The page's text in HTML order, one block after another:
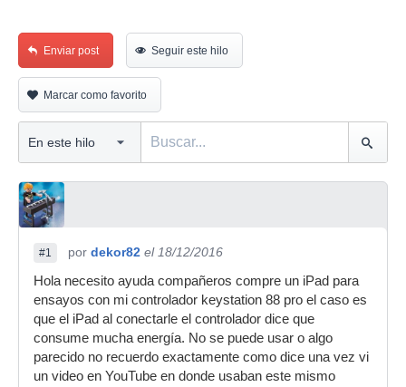
Enviar post Seguir este hilo
Marcar como favorito
#1 por dekor82 el 18/12/2016
Hola necesito ayuda compañeros compre un iPad para
ensayos con mi controlador keystation 88 pro el caso es
que el iPad al conectarle el controlador dice que
consume mucha energía. No se puede usar o algo
parecido no recuerdo exactamente como dice una vez vi
un video en YouTube en donde usaban este mismo